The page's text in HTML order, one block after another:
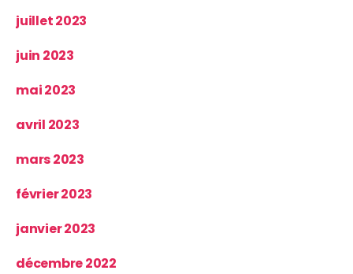
juillet 2023
juin 2023
mai 2023
avril 2023
mars 2023
février 2023
janvier 2023
décembre 2022